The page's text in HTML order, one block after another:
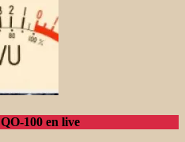
100 en live